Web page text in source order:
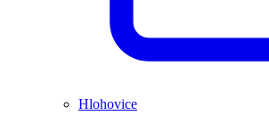
Hlohovice